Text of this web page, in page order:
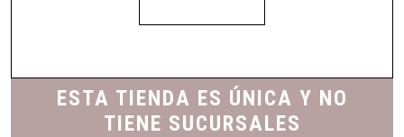
ESTA TIENDA ES ÚNICA Y NO
TIENE SUCURSALES